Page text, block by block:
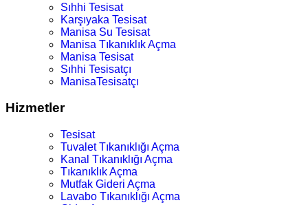
Sıhhi Tesisat
Karşıyaka Tesisat
Manisa Su Tesisat
Manisa Tıkanıklık Açma
Manisa Tesisat
Sıhhi Tesisatçı
ManisaTesisatçı
Hizmetler
Tesisat
Tuvalet Tıkanıklığı Açma
Kanal Tıkanıklığı Açma
Tıkanıklık Açma
Mutfak Gideri Açma
Lavabo Tıkanıklığı Açma